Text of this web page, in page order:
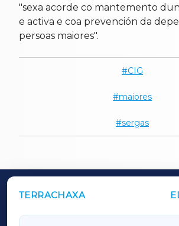
"sexa acorde co mantemento
e activa e coa prevención da
persoas maiores".
CIG
maiores
sergas
TERRACHAXA
OUTROS PERIÓDICOS